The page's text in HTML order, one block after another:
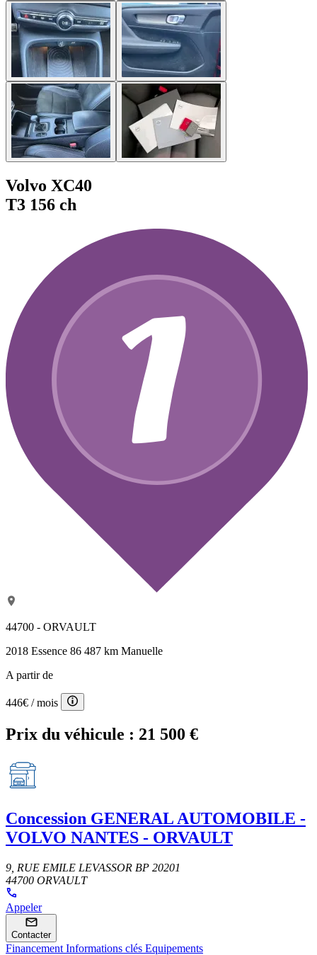
Volvo XC40
T3 156 ch
44700 - ORVAULT
2018 Essence 86 487 km Manuelle
A partir de
446€ / mois
Prix du véhicule : 21 500 €
Concession GENERAL AUTOMOBILE -
VOLVO NANTES - ORVAULT
9, RUE EMILE LEVASSOR BP 20201
44700 ORVAULT
Appeler
Contacter
Financement Informations clés Equipements